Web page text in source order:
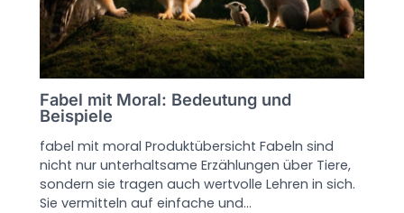
Fabel mit Moral: Bedeutung und
Beispiele
fabel mit moral Produktübersicht Fabeln sind
nicht nur unterhaltsame Erzählungen über Tiere,
sondern sie tragen auch wertvolle Lehren in sich.
Sie vermitteln auf einfache und…